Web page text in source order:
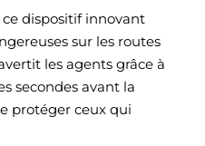
dispositif innovant
sur les routes
les agents grâce à
secondes avant la
protéger ceux qui